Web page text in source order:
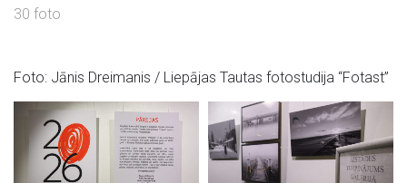
30 foto
Foto: Jānis Dreimanis / Liepājas Tautas fotostudija “Fotast”